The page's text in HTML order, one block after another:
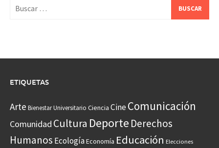
ETIQUETAS
Arte Bienestar Universitario Ciencia CineComunicación
Comunidad Cultura Deporte Derechos
Humanos EcologíaEconomía Educación Elecciones